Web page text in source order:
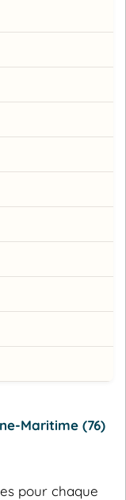
Maritime (76)
pour chaque